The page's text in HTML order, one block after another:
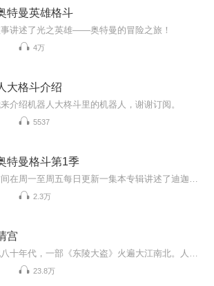
特曼英雄格斗
讲述了光之英雄——奥特曼的冒险之旅！
4万
大格斗介绍
介绍机器人大柊斗里的机器人，谢谢订阅。
5537
特曼格斗第1季
2.3万
宫
23.8万